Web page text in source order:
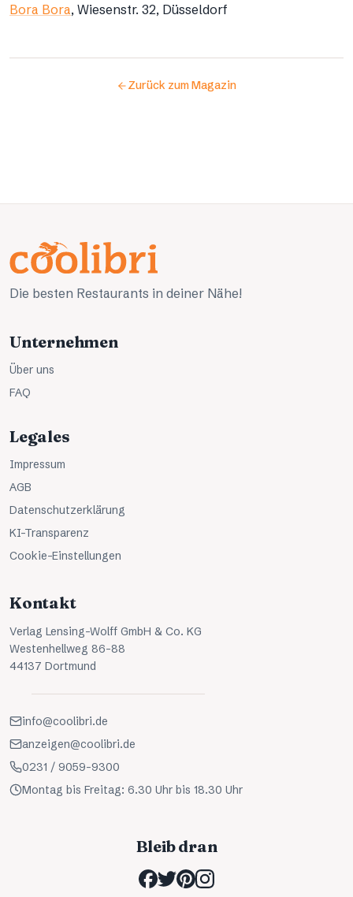
Bora Bora, Wiesenstr. 32, Düsseldorf
Zurück zum Magazin
Die besten Restaurants in deiner Nähe!
Unternehmen
Über uns
FAQ
Legales
Impressum
AGB
Datenschutzerklärung
KI-Transparenz
Cookie-Einstellungen
Kontakt
Verlag Lensing-Wolff GmbH & Co. KG
Westenhellweg 86-88
44137 Dortmund
info@coolibri.de
anzeigen@coolibri.de
0231 / 9059-9300
Montag bis Freitag: 6.30 Uhr bis 18.30 Uhr
Bleib dran